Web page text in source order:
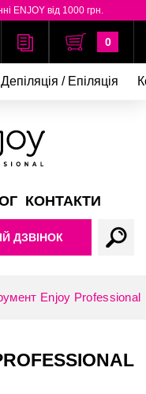
ENJOY від 1000 грн.
0
Депіляція / Епіляція
КОНТАКТИ
ДЗВІНОК
Enjoy Professional